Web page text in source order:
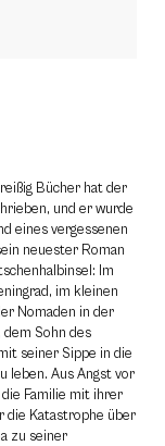
Bücher hat der
und er wurde
eines vergessenen
neuester Roman
Im
im kleinen
Nomaden in der
dem Sohn des
seiner Sippe in die
leben. Aus Angst vor
Familie mit ihrer
die Katastrophe über
zu seiner